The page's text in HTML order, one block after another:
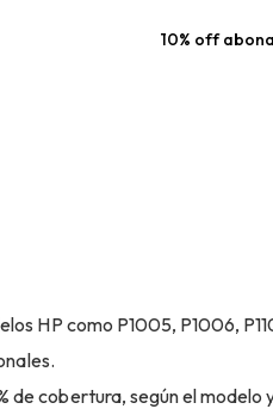
10% off
HP como P1005, P1006,
cobertura, según el modelo